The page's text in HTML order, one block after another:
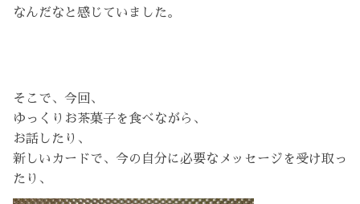
なんだなと感じていました。
そこで、今回、
ゆっくりお茶菓子を食べながら、
お話したり、
新しいカードで、今の自分に必要なメッセージを受け取っ
たり、